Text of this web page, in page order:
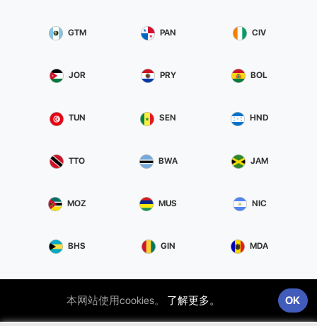
GTM PAN CIV
JOR PRY BOL
TUN SEN HND
TTO BWA JAM
MOZ MUS NIC
BHS GIN MDA
本网站使用cookies。 了解更多。 OK